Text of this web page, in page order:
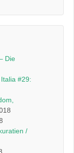
Die
#29:
/